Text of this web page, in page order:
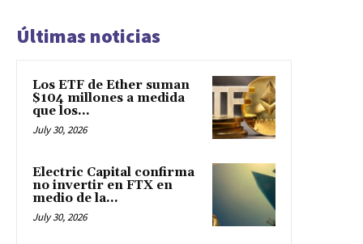
Últimas noticias
Los ETF de Ether suman
$104 millones a medida
que los...
July 30, 2026
Electric Capital confirma
no invertir en FTX en
medio de la...
July 30, 2026